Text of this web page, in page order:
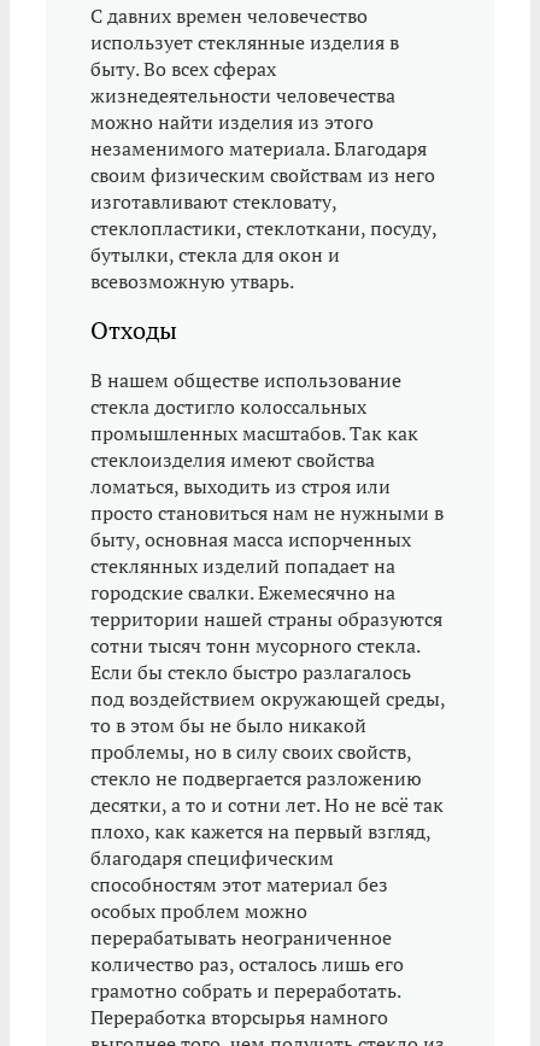
С давних времен человечество
использует стеклянные изделия в
быту. Во всех сферах
жизнедеятельности человечества
можно найти изделия из этого
незаменимого материала. Благодаря
своим физическим свойствам из него
изготавливают стекловату,
стеклопластики, стеклоткани, посуду,
бутылки, стекла для окон и
всевозможную утварь.
Отходы
В нашем обществе использование
стекла достигло колоссальных
промышленных масштабов. Так как
стеклоизделия имеют свойства
ломаться, выходить из строя или
просто становиться нам не нужными в
быту, основная масса испорченных
стеклянных изделий попадает на
городские свалки. Ежемесячно на
территории нашей страны образуются
сотни тысяч тонн мусорного стекла.
Если бы стекло быстро разлагалось
под воздействием окружающей среды,
то в этом бы не было никакой
проблемы, но в силу своих свойств,
стекло не подвергается разложению
десятки, а то и сотни лет. Но не всё так
плохо, как кажется на первый взгляд,
благодаря специфическим
способностям этот материал без
особых проблем можно
перерабатывать неограниченное
количество раз, осталось лишь его
грамотно собрать и переработать.
Переработка вторсырья намного